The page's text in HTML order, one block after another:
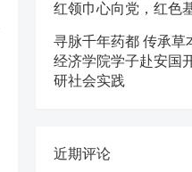
红领巾心向党，红色
寻脉千年药都 传承
经济学院学子赴安国
研社会实践
近期评论